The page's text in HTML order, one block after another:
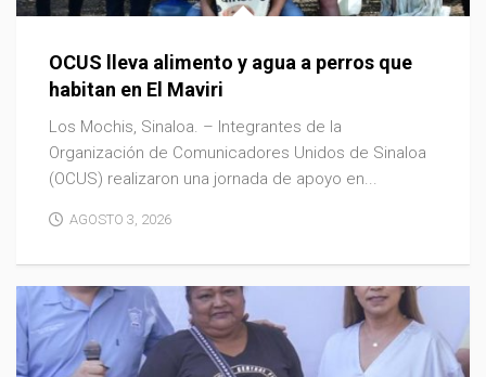
OCUS lleva alimento y agua a perros que
habitan en El Maviri
Los Mochis, Sinaloa. – Integrantes de la
Organización de Comunicadores Unidos de Sinaloa
(OCUS) realizaron una jornada de apoyo en...
AGOSTO 3, 2026